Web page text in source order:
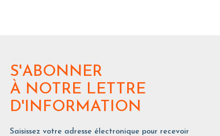
S'ABONNER
À NOTRE LETTRE
D'INFORMATION
Saisissez votre adresse électronique pour recevoir